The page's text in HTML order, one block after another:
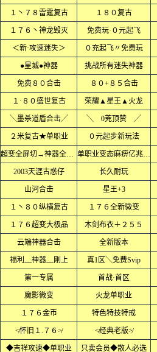
１丶７８雷霆复古 １８０复古
１７６丶神龙毁灭 免费玩·０元起飞
＜新·攻速迷失＞ ０充起飞〃免费玩
●星城●神器 挑战所有迷失神器
免费８０合击 ８０+８５合击
１·８０盛世复古 荣耀▲星王▲火龙
╲墨杀道盾合击╱ ╲ 0茺顶赞 ╱
２米复古★单职业 ０元起步新玩法
超变全屏切→神器全屏乱炸 单职业变态麻痹亿兆爆率
2003天涯古惑仔 长久耐玩
山河合击 星王+3
１丶８０纵横复古 １７６全新微变
１７６超变大极品 木剑布衣＋２５５
云端神器合击 全新版本
福利﹏神器﹏刚上 真1区╲免费Svip
第一专属 首战·首区
魔影微变 火龙单职业
１７６金币 特色特技特戒
≮怀旧１.７６≯ ≮经典老版≯
◆吉祥攻速◆单职业 只卖会员◆散人必选